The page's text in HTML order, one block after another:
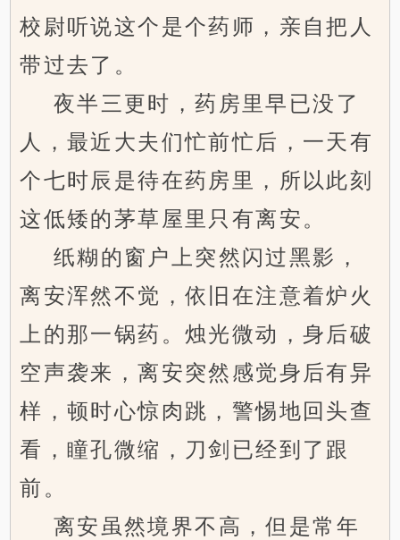
校尉听说这个是个药师，亲自把人
带过去了。
夜半三更时，药房里早已没了
人，最近大夫们忙前忙后，一天有
个七时辰是待在药房里，所以此刻
这低矮的茅草屋里只有离安。
纸糊的窗户上突然闪过黑影，
离安浑然不觉，依旧在注意着炉火
上的那一锅药。烛光微动，身后破
空声袭来，离安突然感觉身后有异
样，顿时心惊肉跳，警惕地回头查
看，瞳孔微缩，刀剑已经到了跟
前。
离安虽然境界不高，但是常年